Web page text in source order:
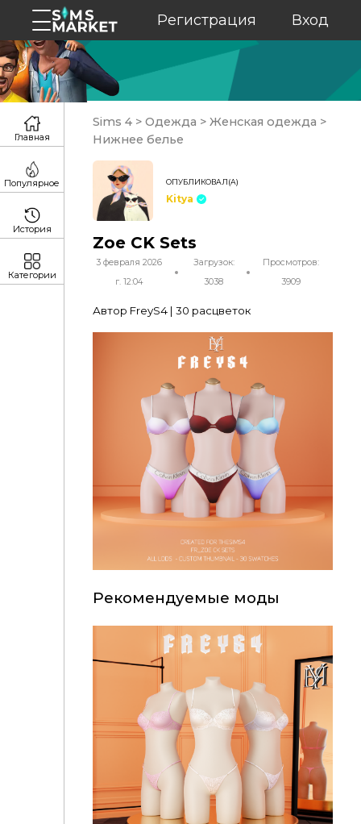
Регистрация Вход
Sims 4 > Одежда > Женская одежда >
Нижнее белье
ОПУБЛИКОВАЛ(А)
Kitya
Zoe CK Sets
3 февраля 2026
г. 12:04
Загрузок:
3038
Просмотров:
3909
Автор FreyS4 | 30 расцветок
Рекомендуемые моды
Главная
Популярное
История
Категории